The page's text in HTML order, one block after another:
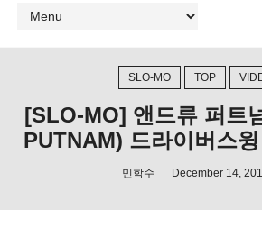
SLO-MO TOP
[SLO-MO] 앤드류 퍼트
PUTNAM) 드라이버스
민학수 December 14,